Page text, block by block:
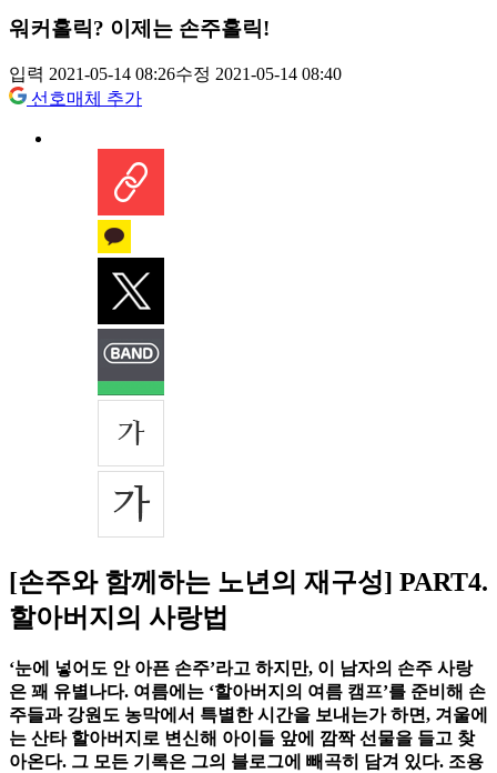
워커홀릭? 이제는 손주홀릭!
입력 2021-05-14 08:26수정 2021-05-14 08:40
선호매체 추가
[손주와 함께하는 노년의 재구성] PART4.
할아버지의 사랑법
‘눈에 넣어도 안 아픈 손주’라고 하지만, 이 남자의 손주 사랑
은 꽤 유별나다. 여름에는 ‘할아버지의 여름 캠프’를 준비해 손
주들과 강원도 농막에서 특별한 시간을 보내는가 하면, 겨울에
는 산타 할아버지로 변신해 아이들 앞에 깜짝 선물을 들고 찾
아온다. 그 모든 기록은 그의 블로그에 빼곡히 담겨 있다. 조용